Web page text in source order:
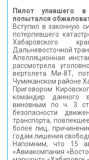
Пилот упавшего в
попытался
Вступил в законную
потерпевшего
Хабаровского
Дальневосточной
Апелляционная
рассмотрела
вертолета Ми-8Т,
Чумиканском районе
Приговором
командир данного
виновным по ч. 3
безопасности
транспорта,
более лиц,
годам лишения
Напомним, что 15
«Авиакомпания